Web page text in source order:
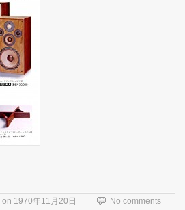
on 1970年11月20日 No comments